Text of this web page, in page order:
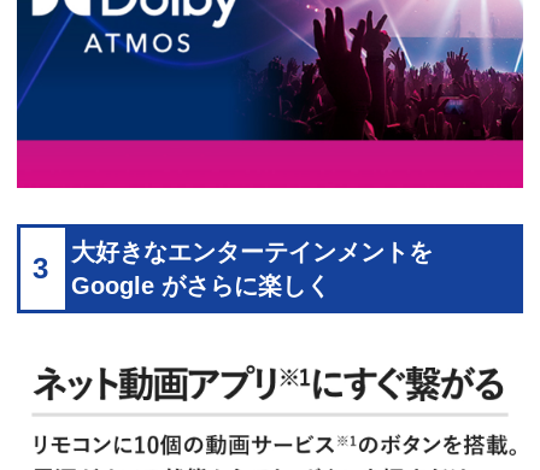
3
大好きなエンターテインメントを
Google がさらに楽しく